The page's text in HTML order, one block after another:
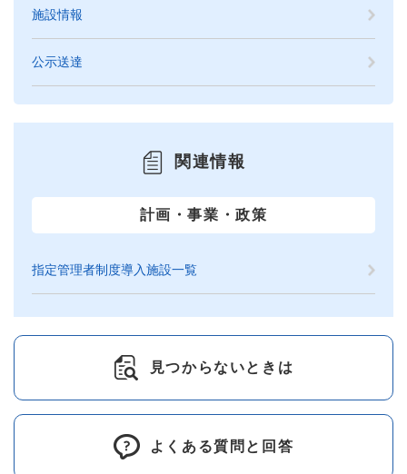
施設情報
公示送達
関連情報
計画・事業・政策
指定管理者制度導入施設一覧
見つからないときは
よくある質問と回答